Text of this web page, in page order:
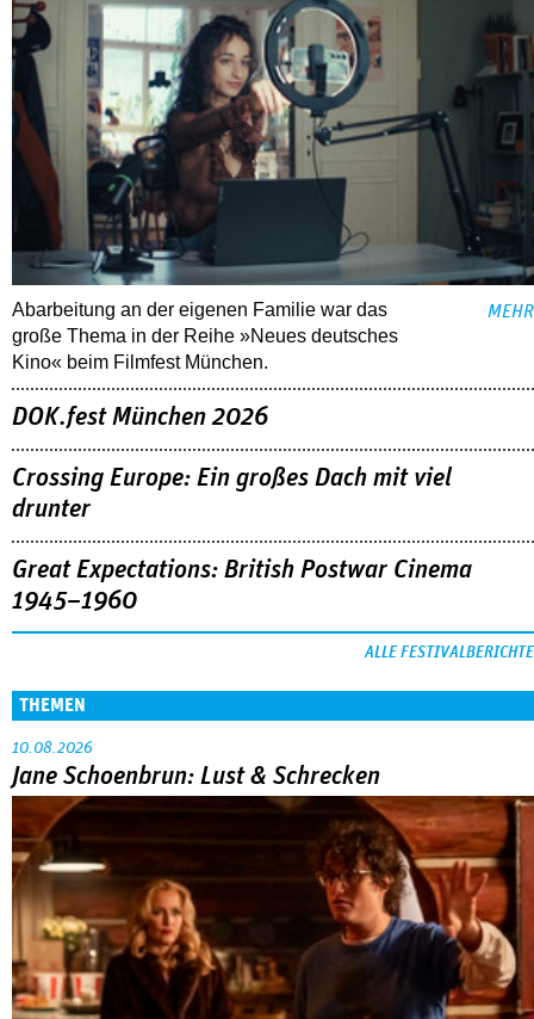
Abarbeitung an der eigenen Familie war das
große Thema in der Reihe »Neues deutsches
Kino« beim Filmfest München.
MEHR
DOK.fest München 2026
Crossing Europe: Ein großes Dach mit viel
drunter
Great Expectations: British Postwar Cinema
1945–1960
ALLE FESTIVALBERICHTE
THEMEN
10.08.2026
Jane Schoenbrun: Lust & Schrecken